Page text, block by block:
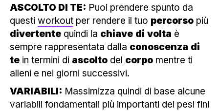
ASCOLTO DI TE: Puoi prendere spunto da
questi workout per rendere il tuo percorso più
divertente quindi la chiave di volta è
sempre rappresentata dalla conoscenza di
te in termini di ascolto del corpo mentre ti
alleni e nei giorni successivi.
VARIABILI: Massimizza quindi di base alcune
variabili fondamentali più importanti dei pesi fini